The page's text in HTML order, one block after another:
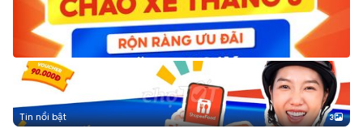
Tin nổi bật 3